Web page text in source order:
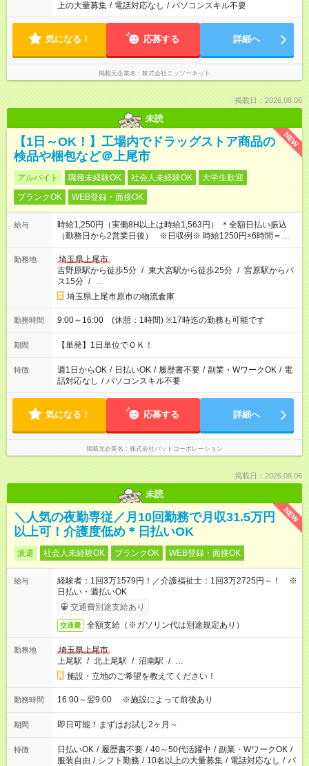
上の大量募集 / 電話対応なし / パソコンスキル不要
気になる！ 応募する 詳細へ
掲載元企業名 株式会社ニッソーネット
掲載日：2026.08.06
未読
NEW
【1日～OK！】工場内でドラッグストア商品の
検品や梱包など＠上尾市
アルバイト 職種未経験OK 社会人未経験OK
大学生歓迎
ブランクOK
WEB登録・面接OK
給与
時給1,250円（実働8H以上は時給1,563円） ＊全額日払い振込
（勤務日から2営業日後） ※日収例※ 時給1250円×6時間＝日収
7500円
勤務地
埼玉県上尾市
吉野原駅から徒歩5分 / 東大宮駅から徒歩25分 / 宮原駅からバ
ス15分 / …
埼玉県上尾市原市の物流倉庫
勤務時間 9:00～16:00 (休憩：1時間) ※17時迄の勤務も可能です
期間 【単発】1日単位でＯＫ！
特徴 週1日からOK / 日払いOK / 履歴書不要 / 副業・WワークOK / 電
話対応なし / パソコンスキル不要
気になる！ 応募する 詳細へ
掲載元企業名 株式会社パットコーポレーション
掲載日：2026.08.06
未読
NEW
＼人気の夜勤専従／月10回勤務で月収31.5万円
以上可！介護度低め＊日払いOK
派遣 社会人未経験OK ブランクOK WEB登録・面接OK
給与
経験者：1回3万1579円！／介護福祉士：1回3万2725円～！ ※
日払い・週払いOK
交通費別途支給あり
交通費 全額支給（※ガソリン代は別途規定あり）
勤務地
埼玉県上尾市
上尾駅 / 北上尾駅 / 沼南駅 / …
施設・立地のご希望を教えてください！
勤務時間 16:00～翌9:00 ※施設によって前後あり
期間 即日可能！まずはお試し2ヶ月～
特徴 日払いOK / 履歴書不要 / 40～50代活躍中 / 副業・WワークOK /
服装自由 / シフト勤務 / 10名以上の大量募集 / 電話対応なし / パ